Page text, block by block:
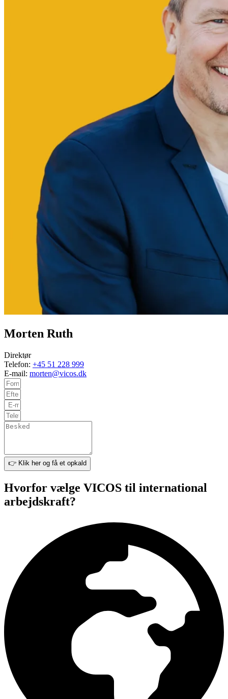
Morten Ruth
Direktør
Telefon: +45 51 228 999
E-mail: morten@vicos.dk
👉 Klik her og få et opkald
Hvorfor vælge VICOS til international
arbejdskraft?